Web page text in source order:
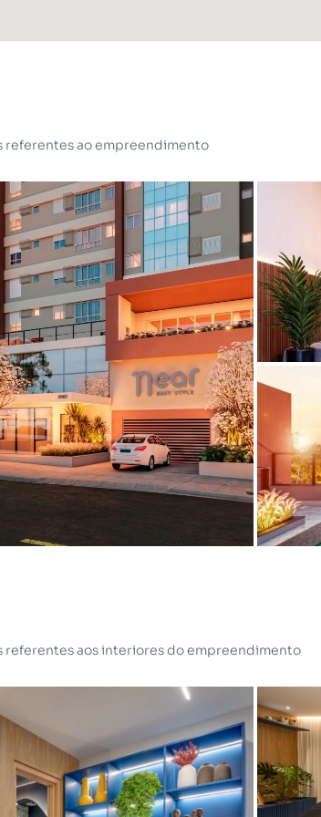
referentes ao empreendimento
referentes aos interiores do empreendimento